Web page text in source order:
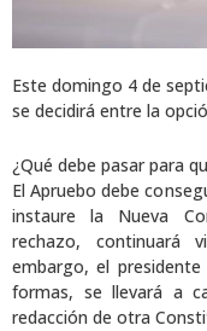
Este domingo 4 de
se decidirá entre la
¿Qué debe pasar para
El Apruebo debe
instaure la Nueva
rechazo, continuará
embargo, el
formas, se llevará a
redacción de otra